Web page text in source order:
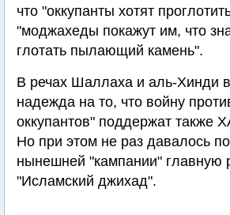
что "оккупанты хотят
"моджахеды покажут им, что
глотать пылающий камень".
В речах Шаллаха и аль-Хинди
надежда на то, что войну
оккупантов" поддержат
Но при этом не раз давалось
нынешней "кампании" главную
"Исламский джихад".